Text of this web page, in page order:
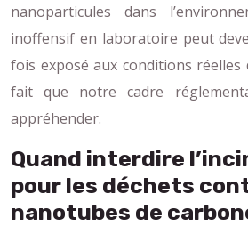
nanoparticules dans
inoffensif en laboratoire peut
fois exposé aux conditions
fait que notre cadre
appréhender.
Quand interdire
pour les déchets
nanotubes de